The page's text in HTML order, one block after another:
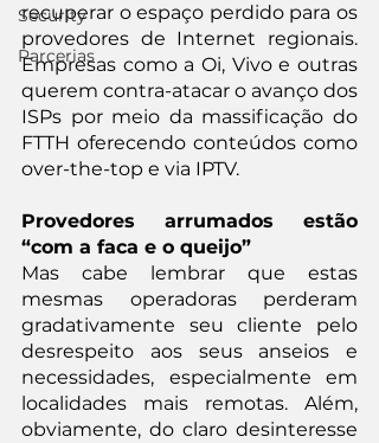
Security
Parcerias
recuperar o espaço perdido para os
provedores de Internet regionais.
Empresas como a Oi, Vivo e outras
querem contra-atacar o avanço dos
ISPs por meio da massificação do
FTTH oferecendo conteúdos como
over-the-top e via IPTV.
Provedores arrumados estão
“com a faca e o queijo”
Mas cabe lembrar que estas
mesmas operadoras perderam
gradativamente seu cliente pelo
desrespeito aos seus anseios e
necessidades, especialmente em
localidades mais remotas. Além,
obviamente, do claro desinteresse